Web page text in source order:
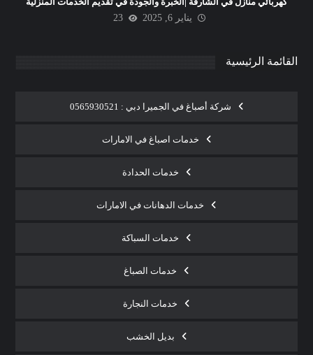
يناير 6, 2025
23
القائمة الرئيسية
شركة أصباغ في الجميرا دبي : 0565930521
خدمات اصباغ في الامارات
خدمات الحدادة
خدمات الدهانات في الامارات
خدمات السباكة
خدمات الصباغ
خدمات النجارة
بديل الخشب